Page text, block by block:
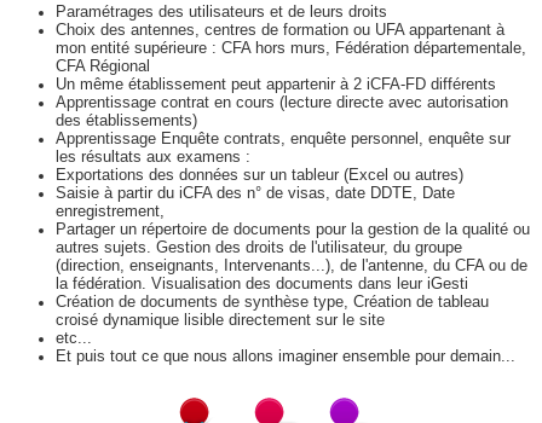
Paramétrages des utilisateurs et de leurs droits
Choix des antennes, centres de formation ou UFA appartenant à
mon entité supérieure : CFA hors murs, Fédération départementale,
CFA Régional
Un même établissement peut appartenir à 2 iCFA-FD différents
Apprentissage contrat en cours (lecture directe avec autorisation
des établissements)
Apprentissage Enquête contrats, enquête personnel, enquête sur
les résultats aux examens :
Exportations des données sur un tableur (Excel ou autres)
Saisie à partir du iCFA des n° de visas, date DDTE, Date
enregistrement,
Partager un répertoire de documents pour la gestion de la qualité ou
autres sujets. Gestion des droits de l'utilisateur, du groupe
(direction, enseignants, Intervenants...), de l'antenne, du CFA ou de
la fédération. Visualisation des documents dans leur iGesti
Création de documents de synthèse type, Création de tableau
croisé dynamique lisible directement sur le site
etc...
Et puis tout ce que nous allons imaginer ensemble pour demain...